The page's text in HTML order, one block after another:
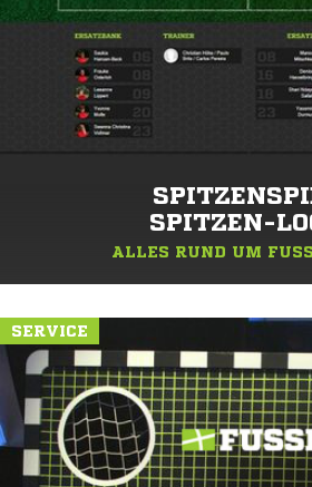
SPITZEN-
ALLES RUND UM
SERVICE